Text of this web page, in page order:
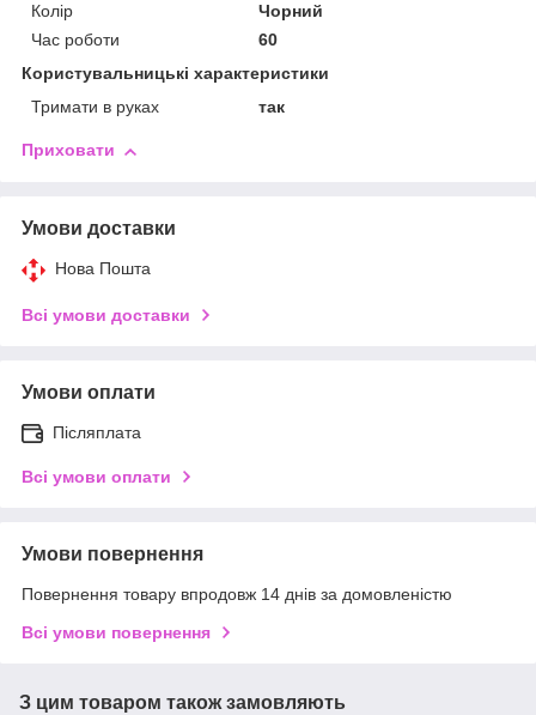
Колір
Чорний
Час роботи
60
Користувальницькі характеристики
Тримати в руках
так
Приховати
Умови доставки
Нова Пошта
Всі умови доставки
Умови оплати
Післяплата
Всі умови оплати
Умови повернення
Повернення товару впродовж 14 днів за домовленістю
Всі умови повернення
З цим товаром також замовляють